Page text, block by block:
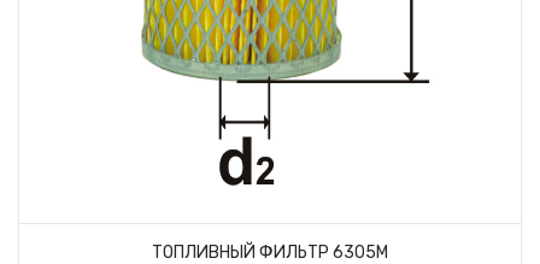
ТОПЛИВНЫЙ ФИЛЬТР 6305M